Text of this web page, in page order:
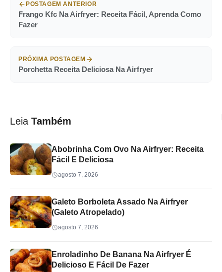
POSTAGEM ANTERIOR
Frango Kfc Na Airfryer: Receita Fácil, Aprenda Como
Fazer
PRÓXIMA POSTAGEM
Porchetta Receita Deliciosa Na Airfryer
Leia Também
Abobrinha Com Ovo Na Airfryer: Receita
Fácil E Deliciosa
agosto 7, 2026
Galeto Borboleta Assado Na Airfryer
(Galeto Atropelado)
agosto 7, 2026
Enroladinho De Banana Na Airfryer É
Delicioso E Fácil De Fazer